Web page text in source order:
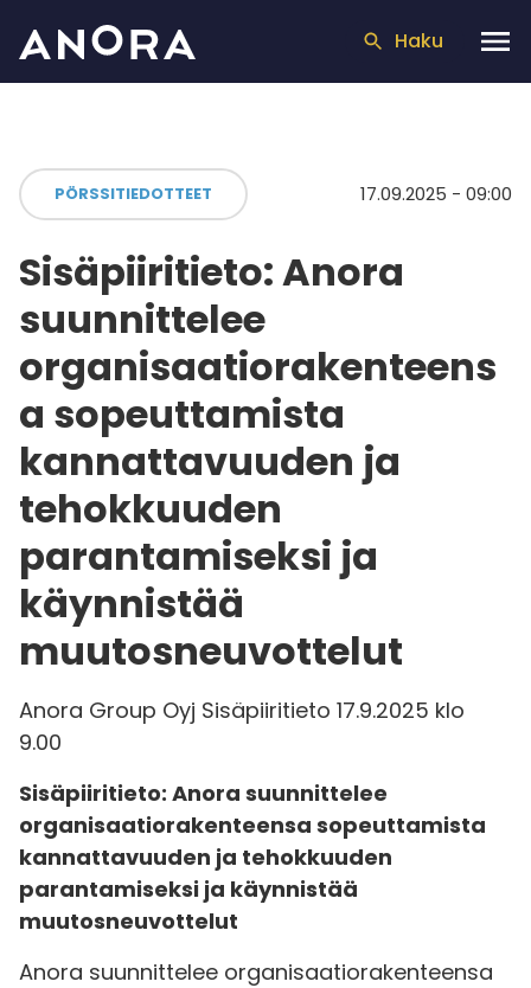
Haku
PÖRSSITIEDOTTEET 17.09.2025 - 09:00
Sisäpiiritieto: Anora
suunnittelee
organisaatiorakenteens
a sopeuttamista
kannattavuuden ja
tehokkuuden
parantamiseksi ja
käynnistää
muutosneuvottelut
Anora Group Oyj Sisäpiiritieto 17.9.2025 klo
9.00
Sisäpiiritieto: Anora suunnittelee
organisaatiorakenteensa sopeuttamista
kannattavuuden ja tehokkuuden
parantamiseksi ja käynnistää
muutosneuvottelut
Anora suunnittelee organisaatiorakenteensa